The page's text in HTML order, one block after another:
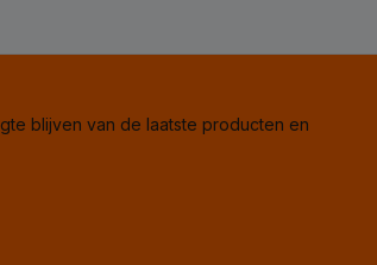
blijven van de laatste producten en